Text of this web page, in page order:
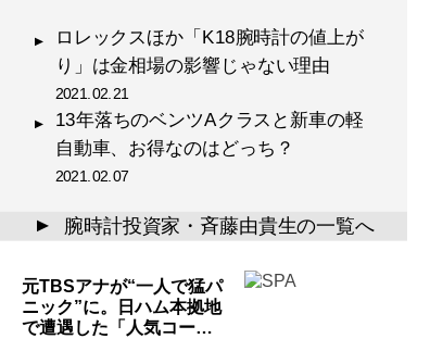
ロレックスほか「K18腕時計の値上が
り」は金相場の影響じゃない理由
2021.02.21
13年落ちのベンツAクラスと新車の軽
自動車、お得なのはどっち？
2021.02.07
▲ 腕時計投資家・斉藤由貴生の一覧へ
元TBSアナが“一人で猛パ
ニック”に。日ハム本拠地
で遭遇した「人気コー…